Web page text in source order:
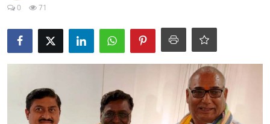
वीडियो
स्पोर्ट्स
0
71